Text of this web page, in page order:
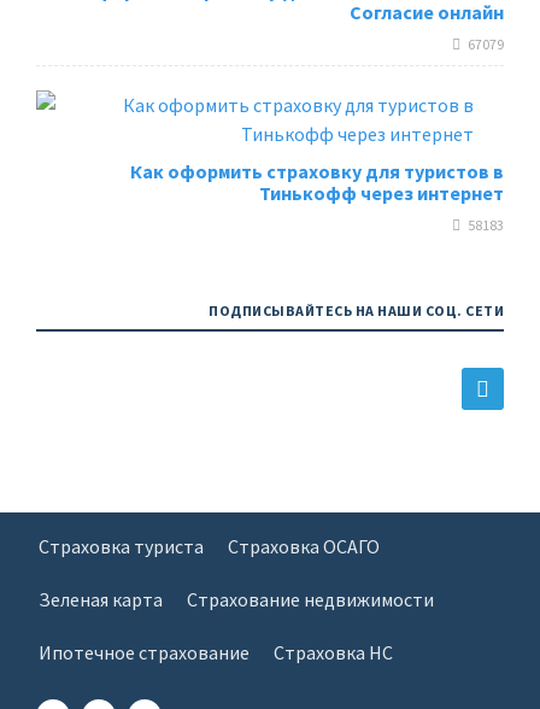
Согласие онлайн
67079
Как оформить страховку для туристов в
Тинькофф через интернет
58183
ПОДПИСЫВАЙТЕСЬ НА НАШИ СОЦ. СЕТИ
Страховка туриста Страховка ОСАГО
Зеленая карта Страхование недвижимости
Ипотечное страхование Страховка НС